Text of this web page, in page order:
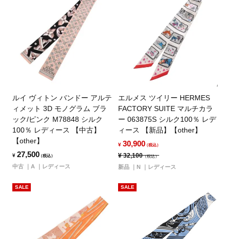
ルイ ヴィトン バンドー アルテ
ィメット 3D モノグラム ブラ
ック/ピンク M78848 シルク
100％ レディース 【中古】
【other】
¥ 27,500（税込）
中古 A レディース
エルメス ツイリー HERMES
FACTORY SUITE マルチカラ
ー 063875S シルク100％ レデ
ィース 【新品】【other】
¥32,100（税込）
¥ 30,900（税込）
新品 N レディース
SALE SALE